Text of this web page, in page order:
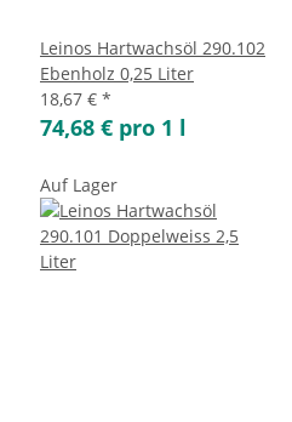
Leinos Hartwachsöl 290.102
Ebenholz 0,25 Liter
18,67 € *
74,68 € pro 1 l
Auf Lager